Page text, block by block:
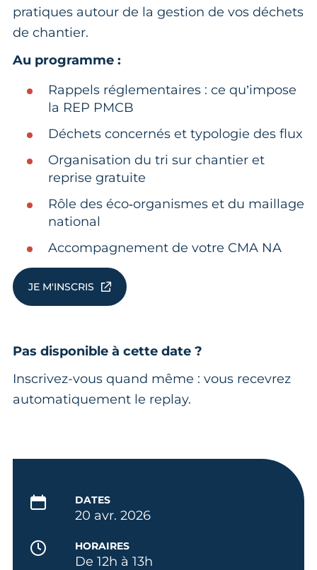
pratiques autour de la gestion de vos déchets
de chantier.
Au programme :
Rappels réglementaires : ce qu’impose
la REP PMCB
Déchets concernés et typologie des flux
Organisation du tri sur chantier et
reprise gratuite
Rôle des éco‑organismes et du maillage
national
Accompagnement de votre CMA NA
JE M'INSCRIS
Pas disponible à cette date ?
Inscrivez-vous quand même : vous recevrez
automatiquement le replay.
DATES
20 avr. 2026
HORAIRES
De 12h à 13h